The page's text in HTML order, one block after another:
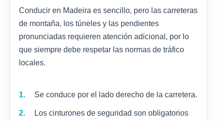
Conducir en Madeira es sencillo, pero las carreteras
de montaña, los túneles y las pendientes
pronunciadas requieren atención adicional, por lo
que siempre debe respetar las normas de tráfico
locales.
Se conduce por el lado derecho de la carretera.
Los cinturones de seguridad son obligatorios